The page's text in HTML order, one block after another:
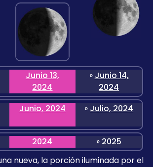
Junio 13,
2024
» Junio 14,
2024
Junio, 2024 » Julio, 2024
2024 » 2025
nueva, la porción iluminada por el